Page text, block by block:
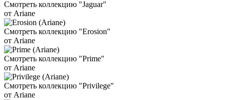
Смотреть коллекцию "Jaguar"
от Ariane
Смотреть коллекцию "Erosion"
от Ariane
Смотреть коллекцию "Prime"
от Ariane
Смотреть коллекцию "Privilege"
от Ariane